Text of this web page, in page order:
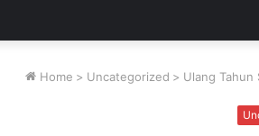
Home > Uncategorized > Ulang